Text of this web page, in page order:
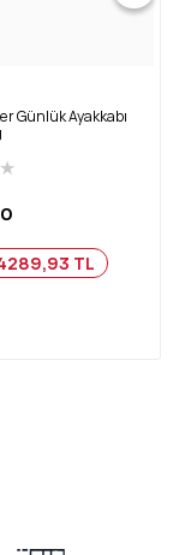
Günlük Ayakkabı
★
TL